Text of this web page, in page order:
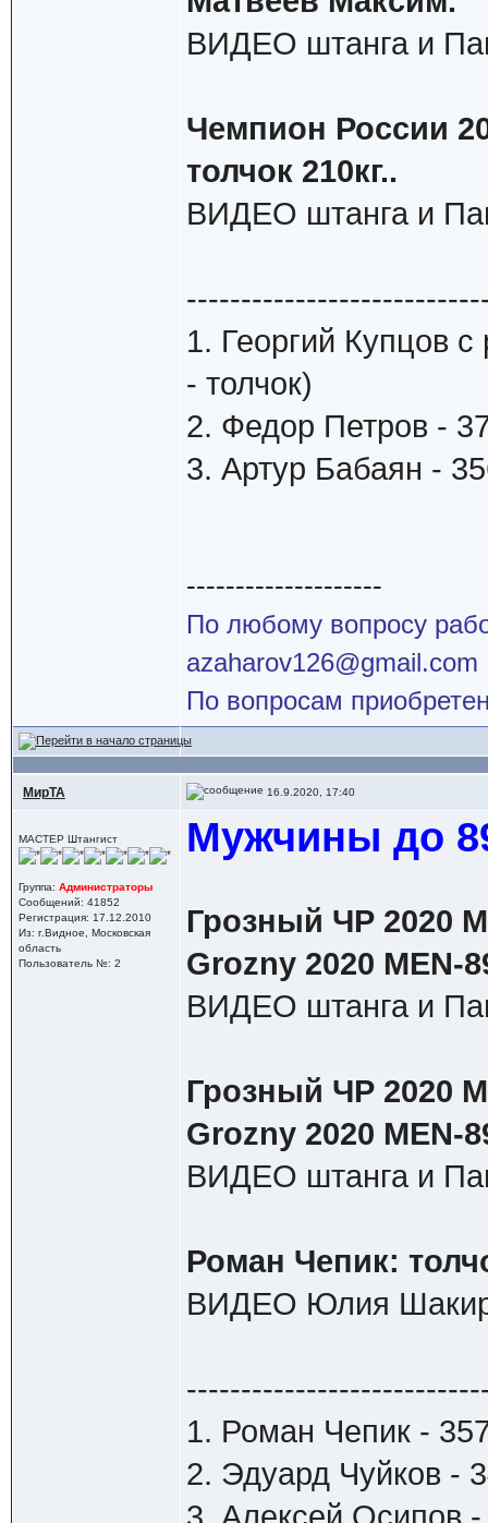
ВИДЕО штанга и
Чемпион России
толчок 210кг..
ВИДЕО штанга и
1. Георгий Купцов с
- толчок)
2. Федор Петров -
3. Артур Бабаян -
--------------------
По любому вопросу
azaharov126@gmail.com
По вопросам
МирТА 16.9.2020, 17:40
МАСТЕР Штангист
Группа: Администраторы
Сообщений: 41852
Регистрация: 17.12.2010
Из: г.Видное, Московская
область
Пользователь №: 2
Мужчины до
Грозный ЧР 2020
Grozny 2020 MEN-
ВИДЕО штанга и
Грозный ЧР 2020
Grozny 2020 MEN-
ВИДЕО штанга и
Роман Чепик:
ВИДЕО Юлия
1. Роман Чепик -
2. Эдуард Чуйков -